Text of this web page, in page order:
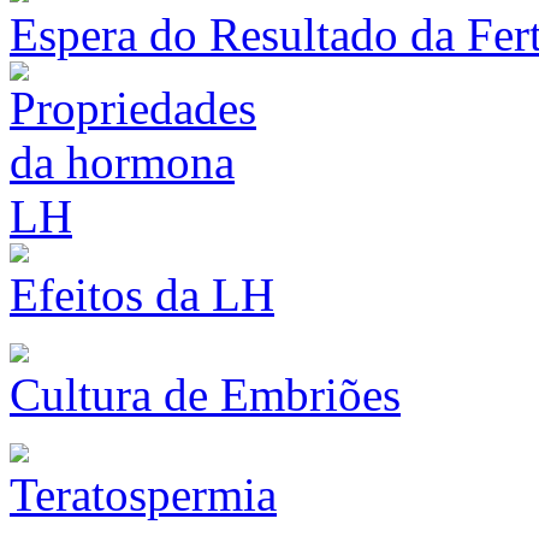
Espera do Resultado da
Efeitos da LH
Cultura de Embriões
Teratospermia